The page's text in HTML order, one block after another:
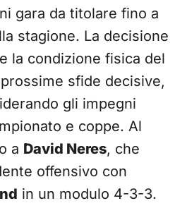
gara da titolare fino a
stagione. La decisione
la condizione fisica del
sfide decisive,
gli impegni
e coppe. Al
a David Neres, che
offensivo con
in un modulo 4-3-3.